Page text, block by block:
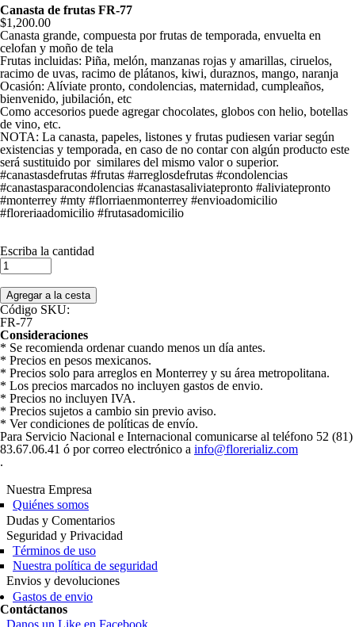
Canasta de frutas FR-77
$1,200.00
Canasta grande, compuesta por frutas de temporada, envuelta en
celofan y moño de tela
Frutas incluidas: Piña, melón, manzanas rojas y amarillas, ciruelos,
racimo de uvas, racimo de plátanos, kiwi, duraznos, mango, naranja
Ocasión: Alíviate pronto, condolencias, maternidad, cumpleaños,
bienvenido, jubilación, etc
Como accesorios puede agregar chocolates, globos con helio, botellas
de vino, etc.
NOTA: La canasta, papeles, listones y frutas pudiesen variar según
existencias y temporada, en caso de no contar con algún producto este
será sustituido por similares del mismo valor o superior.
#canastasdefrutas #frutas #arreglosdefrutas #condolencias
#canastasparacondolencias #canastasaliviatepronto #aliviatepronto
#monterrey #mty #florriaenmonterrey #envioadomicilio
#floreriaadomicilio #frutasadomicilio
Escriba la cantidad
Código SKU:
FR-77
Consideraciones
* Se recomienda ordenar cuando menos un día antes.
* Precios en pesos mexicanos.
* Precios solo para arreglos en Monterrey y su área metropolitana.
* Los precios marcados no incluyen gastos de envio.
* Precios no incluyen IVA.
* Precios sujetos a cambio sin previo aviso.
* Ver condiciones de políticas de envío.
Para Servicio Nacional e Internacional comunicarse al teléfono 52 (81)
83.67.06.41 ó por correo electrónico a info@florerializ.com
.
Nuestra Empresa
Quiénes somos
Dudas y Comentarios
Seguridad y Privacidad
Términos de uso
Nuestra política de seguridad
Envios y devoluciones
Gastos de envio
Contáctanos
Danos un Like en Facebook